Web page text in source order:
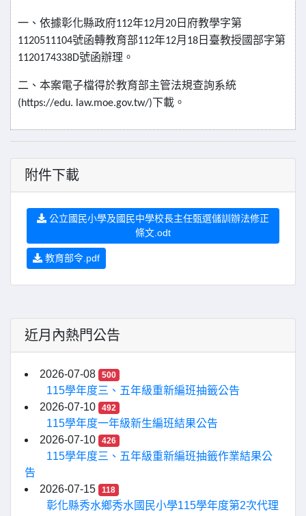
一、依據彰化縣政府112年12月 20 日府教學字第
1120511104號函轉教育部112年12月 18 日臺教授國部字第
1120174338D號函辦理。
二、本案電子檔得於教育部主管法規查詢系統
(https://edu. law.moe.gov.tw/) 下載。
附件下載
公立國民小學及國民中學校長主任甄選儲訓辦法修正
條文.odt
教育部令.pdf
近月內熱門公告
2026-07-08 500
115學年度三、五年級重新編班抽籤公告
2026-07-10
492
115學年度一年級新生編班結果公告
2026-07-10
426
115學年度三、五年級重新編班抽籤作業結果公
告
2026-07-15
118
彰化縣秀水鄉秀水國民小學115學年度第2次代理